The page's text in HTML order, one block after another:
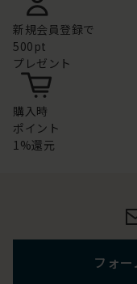
新規会員登録で
500pt
プレゼント
購入時
ポイント
1%還元
フォ